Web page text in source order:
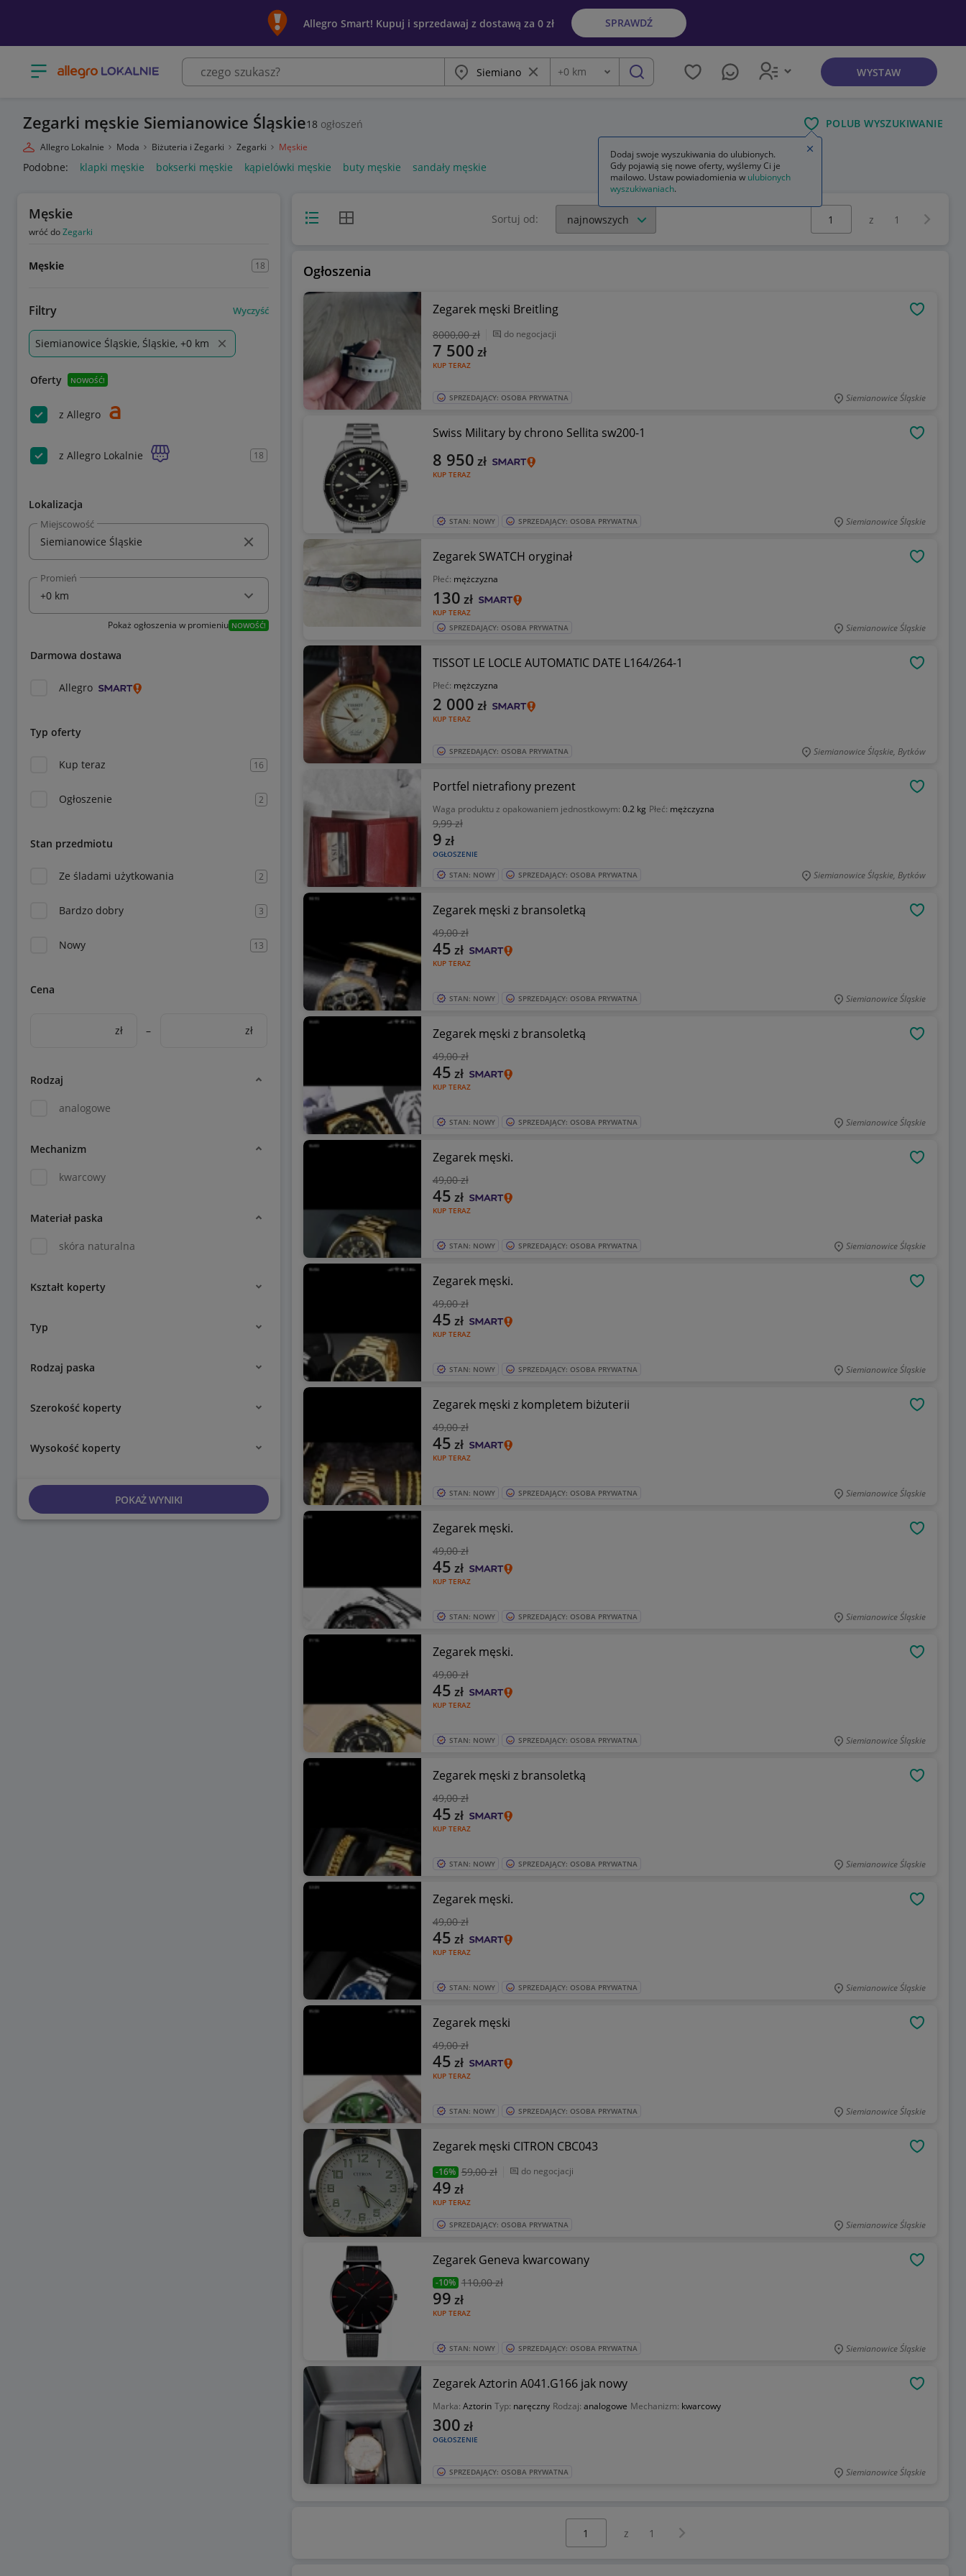
Allegro Smart! Kupuj i sprzedawaj z dostawą za 0 zł SPRAWDŹ
Otwórz menu z kategoriami Miasto Wyczyść frazę
Odległość
+0 km szukaj WYSTAW
Zegarki męskie Siemianowice Śląskie18 ogłoszeń POLUB WYSZUKIWANIE
Allegro Lokalnie Moda Biżuteria i Zegarki Zegarki Męskie
Podobne: klapki męskie bokserki męskie kąpielówki męskie buty męskie sandały męskie
Męskie
wróć doZegarki
Męskie 18
Filtry Wyczyść
Siemianowice Śląskie, Śląskie, +0 km
Oferty NOWOŚĆ!
z Allegro
z Allegro Lokalnie 18
Lokalizacja
Miejscowość
Promień
Pokaż ogłoszenia w promieniu NOWOŚĆ!
Darmowa dostawa
Allegro
Typ oferty
Kup teraz 16
Ogłoszenie 2
Stan przedmiotu
Ze śladami użytkowania 2
Bardzo dobry 3
Nowy 13
Cena
zł – zł
Rodzaj
analogowe
Mechanizm
kwarcowy
Materiał paska
skóra naturalna
Kształt koperty
Typ
Rodzaj paska
Szerokość koperty
Wysokość koperty
POKAŻ WYNIKI
Widok listyWidok siatki Sortuj od:
Wybierz stronę:
z 1
Ogłoszenia
Zegarek męski Breitling
8000,00 zł do negocjacji
KUP TERAZ
7 500 zł
SPRZEDAJĄCY: OSOBA PRYWATNA Siemianowice Śląskie
Swiss Military by chrono Sellita sw200-1
KUP TERAZ
8 950 zł
STAN: NOWY SPRZEDAJĄCY: OSOBA PRYWATNA Siemianowice Śląskie
Zegarek SWATCH oryginał
Płeć: mężczyzna
KUP TERAZ
130 zł
SPRZEDAJĄCY: OSOBA PRYWATNA Siemianowice Śląskie
TISSOT LE LOCLE AUTOMATIC DATE L164/264-1
Płeć: mężczyzna
KUP TERAZ
2 000 zł
SPRZEDAJĄCY: OSOBA PRYWATNA Siemianowice Śląskie, Bytków
Portfel nietrafiony prezent
Waga produktu z opakowaniem jednostkowym: 0.2 kg Płeć: mężczyzna
9,99 zł
OGŁOSZENIE
9 zł
STAN: NOWY SPRZEDAJĄCY: OSOBA PRYWATNA Siemianowice Śląskie, Bytków
Zegarek męski z bransoletką
49,00 zł
KUP TERAZ
45 zł
STAN: NOWY SPRZEDAJĄCY: OSOBA PRYWATNA Siemianowice Śląskie
Zegarek męski z bransoletką
49,00 zł
KUP TERAZ
45 zł
STAN: NOWY SPRZEDAJĄCY: OSOBA PRYWATNA Siemianowice Śląskie
Zegarek męski.
49,00 zł
KUP TERAZ
45 zł
STAN: NOWY SPRZEDAJĄCY: OSOBA PRYWATNA Siemianowice Śląskie
Zegarek męski.
49,00 zł
KUP TERAZ
45 zł
STAN: NOWY SPRZEDAJĄCY: OSOBA PRYWATNA Siemianowice Śląskie
Zegarek męski z kompletem biżuterii
49,00 zł
KUP TERAZ
45 zł
STAN: NOWY SPRZEDAJĄCY: OSOBA PRYWATNA Siemianowice Śląskie
Zegarek męski.
49,00 zł
KUP TERAZ
45 zł
STAN: NOWY SPRZEDAJĄCY: OSOBA PRYWATNA Siemianowice Śląskie
Zegarek męski.
49,00 zł
KUP TERAZ
45 zł
STAN: NOWY SPRZEDAJĄCY: OSOBA PRYWATNA Siemianowice Śląskie
Zegarek męski z bransoletką
49,00 zł
KUP TERAZ
45 zł
STAN: NOWY SPRZEDAJĄCY: OSOBA PRYWATNA Siemianowice Śląskie
Zegarek męski.
49,00 zł
KUP TERAZ
45 zł
STAN: NOWY SPRZEDAJĄCY: OSOBA PRYWATNA Siemianowice Śląskie
Zegarek męski
49,00 zł
KUP TERAZ
45 zł
STAN: NOWY SPRZEDAJĄCY: OSOBA PRYWATNA Siemianowice Śląskie
Zegarek męski CITRON CBC043
-16% 59,00 zł do negocjacji
KUP TERAZ
49 zł
SPRZEDAJĄCY: OSOBA PRYWATNA Siemianowice Śląskie
Zegarek Geneva kwarcowany
-10% 110,00 zł
KUP TERAZ
99 zł
STAN: NOWY SPRZEDAJĄCY: OSOBA PRYWATNA Siemianowice Śląskie
Zegarek Aztorin A041.G166 jak nowy
Marka: Aztorin Typ: naręczny Rodzaj: analogowe Mechanizm: kwarcowy
OGŁOSZENIE
300 zł
SPRZEDAJĄCY: OSOBA PRYWATNA Siemianowice Śląskie
z 1 Następna strona
Dodaj swoje wyszukiwania do ulubionych.
Gdy pojawią się nowe oferty, wyślemy Ci je
mailowo. Ustaw powiadomienia w ulubionych
wyszukiwaniach.
Zamknij wskazówkę